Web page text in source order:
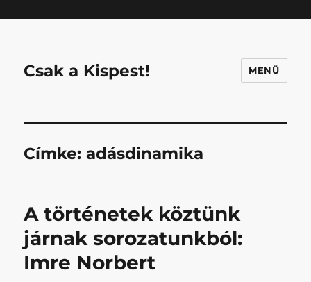
Csak a Kispest! MENÜ
Címke:adásdinamika
A történetek köztünk
járnak sorozatunkból:
Imre Norbert